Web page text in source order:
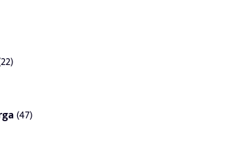
(47)